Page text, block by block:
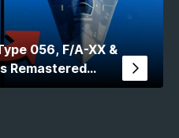
056, F/A-XX &
Remastered